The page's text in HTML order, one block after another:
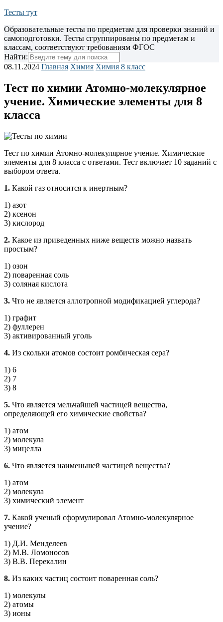
Тесты тут
Образовательные тесты по предметам для проверки знаний и
самоподготовки. Тесты сгруппированы по предметам и
классам, соответствуют требованиям ФГОС
Найти:
08.11.2024 Главная Химия Химия 8 класс
Тест по химии Атомно-молекулярное
учение. Химические элементы для 8
класса
Тест по химии Атомно-молекулярное учение. Химические
элементы для 8 класса с ответами. Тест включает 10 заданий с
выбором ответа.
1. Какой газ относится к инертным?
1) азот
2) ксенон
3) кислород
2. Какое из приведенных ниже веществ можно назвать
простым?
1) озон
2) поваренная соль
3) соляная кислота
3. Что не является аллотропной модификацией углерода?
1) графит
2) фуллерен
3) активированный уголь
4. Из скольки атомов состоит ромбическая сера?
1) 6
2) 7
3) 8
5. Что является мельчайшей частицей вещества,
определяющей его химические свойства?
1) атом
2) молекула
3) мицелла
6. Что является наименьшей частицей вещества?
1) атом
2) молекула
3) химический элемент
7. Какой ученый сформулировал Атомно-молекулярное
учение?
1) Д.И. Менделеев
2) М.В. Ломоносов
3) В.В. Перекалин
8. Из каких частиц состоит поваренная соль?
1) молекулы
2) атомы
3) ионы